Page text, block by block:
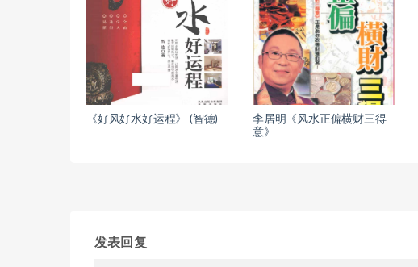
《好风好水好运程》 (智德)
李居明《风水正偏横财三得
意》
发表回复